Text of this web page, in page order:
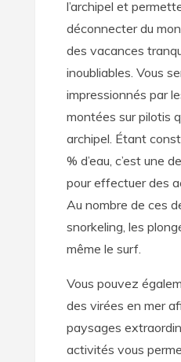
l’archipel et
déconnecter du
des vacances
inoubliables. Vous
impressionnés par
montées sur pilotis
archipel. Étant
% d’eau, c’est une
pour effectuer des
Au nombre de ces
snorkeling, les
même le surf.
Vous pouvez
des virées en mer
paysages
activités vous